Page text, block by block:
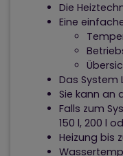
Die
Eine
Das System
Sie kann an
Falls zum
150 l, 200 l
Heizung bis